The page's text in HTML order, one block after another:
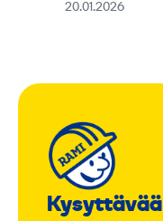
20.01.2026